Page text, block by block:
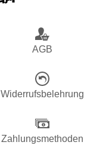
AGB
Widerrufsbelehrung
Zahlungsmethoden